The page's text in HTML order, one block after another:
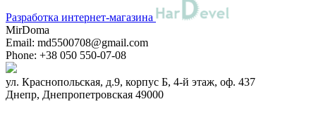
Разработка интернет-магазина
MirDoma
Email: md5500708@gmail.com
Phone: +38 050 550-07-08
ул. Краснопольская, д.9, корпус Б, 4-й этаж, оф. 437
Днепр, Днепропетровская 49000